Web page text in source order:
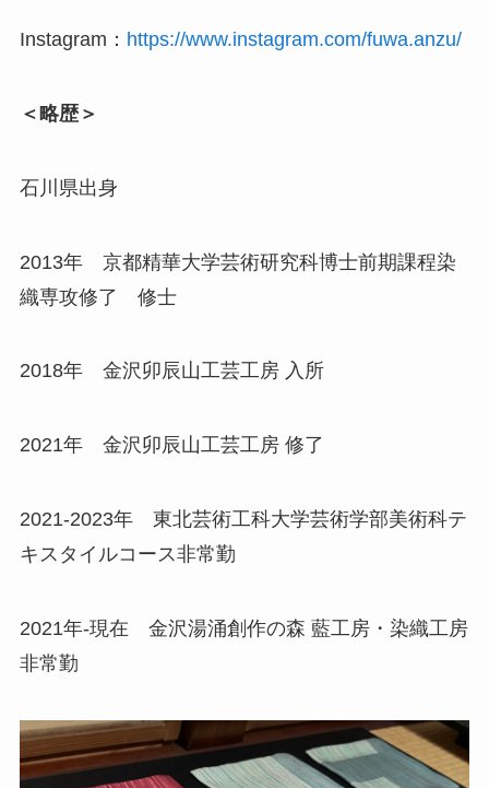
Instagram： https://www.instagram.com/fuwa.anzu/
＜略歴＞
石川県出身
2013年 京都精華大学芸術研究科博士前期課程染
織専攻修了 修士
2018年 金沢卯辰山工芸工房 入所
2021年 金沢卯辰山工芸工房 修了
2021-2023年 東北芸術工科大学芸術学部美術科テ
キスタイルコース非常勤
2021年-現在 金沢湯涌創作の森 藍工房・染織工房
非常勤